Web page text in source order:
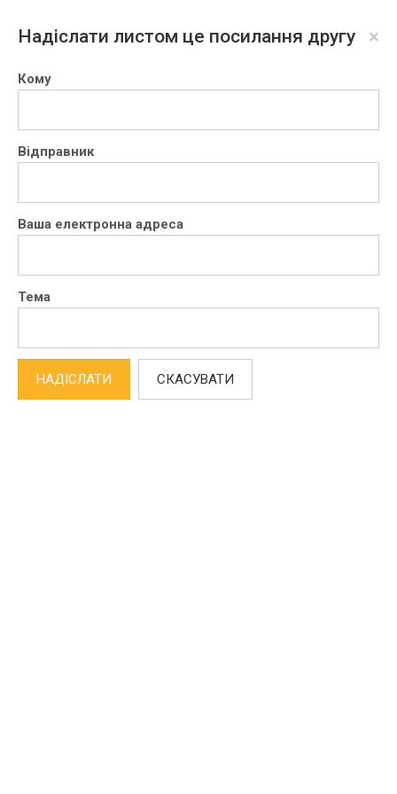
Надіслати листом це посилання другу ×
Кому
Відправник
Ваша електронна адреса
Тема
НАДІСЛАТИ СКАСУВАТИ